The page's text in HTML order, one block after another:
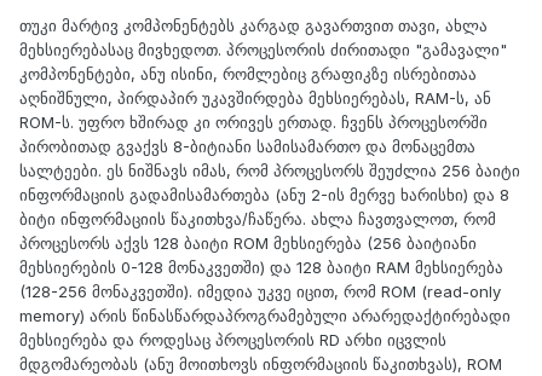
თუკი მარტივ კომპონენტებს კარგად გავართვით თავი, ახლა
მეხსიერებასაც მივხედოთ. პროცესორის ძირითადი "გამავალი"
კომპონენტები, ანუ ისინი, რომლებიც გრაფიკზე ისრებითაა
აღნიშნული, პირდაპირ უკავშირდება მეხსიერებას, RAM-ს, ან
ROM-ს. უფრო ხშირად კი ორივეს ერთად. ჩვენს პროცესორში
პირობითად გვაქვს 8-ბიტიანი სამისამართო და მონაცემთა
სალტეები. ეს ნიშნავს იმას, რომ პროცესორს შეუძლია 256 ბაიტი
ინფორმაციის გადამისამართება (ანუ 2-ის მერვე ხარისხი) და 8
ბიტი ინფორმაციის წაკითხვა/ჩაწერა. ახლა ჩავთვალოთ, რომ
პროცესორს აქვს 128 ბაიტი ROM მეხსიერება (256 ბაიტიანი
მეხსიერების 0-128 მონაკვეთში) და 128 ბაიტი RAM მეხსიერება
(128-256 მონაკვეთში). იმედია უკვე იცით, რომ ROM (read-only
memory) არის წინასწარდაპროგრამებული არარედაქტირებადი
მეხსიერება და როდესაც პროცესორის RD არხი იცვლის
მდგომარეობას (ანუ მოითხოვს ინფორმაციის წაკითხვას), ROM